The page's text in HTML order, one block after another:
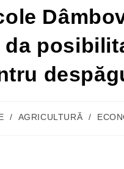
/ AGRICULTURĂ /